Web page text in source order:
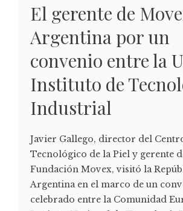
El gerente de
Argentina por un
convenio entre la
Instituto de
Industrial
Javier Gallego, director del
Tecnológico de la Piel y gerente
Fundación Movex, visitó la
Argentina en el marco de un
celebrado entre la Comunidad